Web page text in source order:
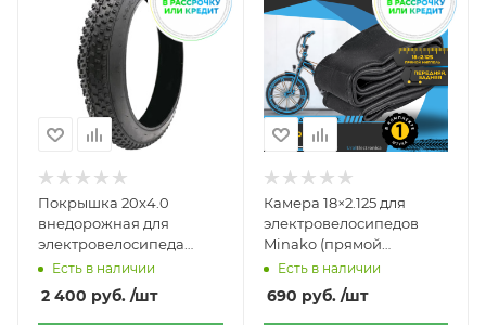
Покрышка 20x4.0
внедорожная для
электровелосипеда
фэтбайка
Есть в наличии
2 400 руб. /шт
Камера 18×2.125 для
электровелосипедов
Minako (прямой
ниппель)
Есть в наличии
690 руб. /шт